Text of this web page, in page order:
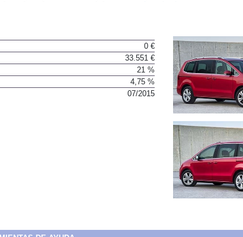
0 €
33.551 €
21 %
4,75 %
07/2015